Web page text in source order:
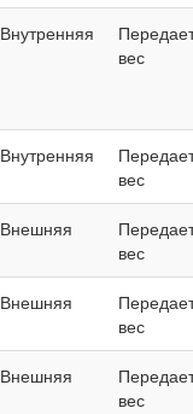
Внутренняя
вес
Внутренняя
вес
Внешняя
вес
Внешняя
вес
Внешняя
вес